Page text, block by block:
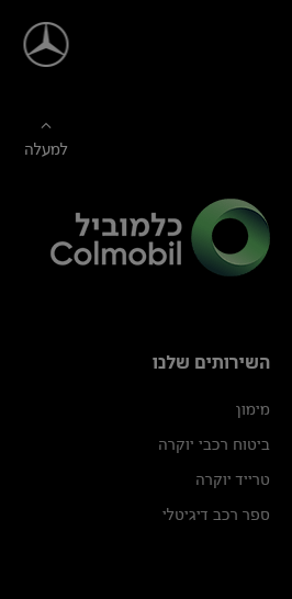
למעלה
השירותים שלנו
מימון
ביטוח רכבי יוקרה
טרייד יוקרה
ספר רכב דיגיטלי